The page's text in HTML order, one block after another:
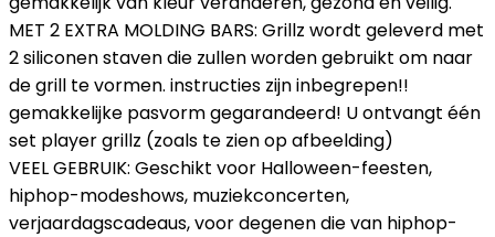
MET 2 EXTRA MOLDING BARS: Grillz wordt geleverd met
2 siliconen staven die zullen worden gebruikt om naar
de grill te vormen. instructies zijn inbegrepen!!
gemakkelijke pasvorm gegarandeerd! U ontvangt één
set player grillz (zoals te zien op afbeelding)
VEEL GEBRUIK: Geschikt voor Halloween-feesten,
hiphop-modeshows, muziekconcerten,
verjaardagscadeaus, voor degenen die van hiphop-